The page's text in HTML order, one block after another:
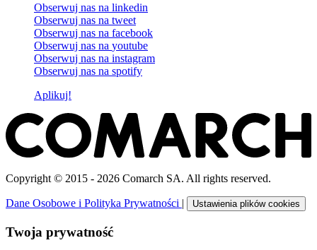
Obserwuj nas na linkedin
Obserwuj nas na tweet
Obserwuj nas na facebook
Obserwuj nas na youtube
Obserwuj nas na instagram
Obserwuj nas na spotify
Aplikuj!
Copyright © 2015 - 2026 Comarch SA. All rights reserved.
Dane Osobowe i Polityka Prywatności | Ustawienia plików cookies
Twoja prywatność